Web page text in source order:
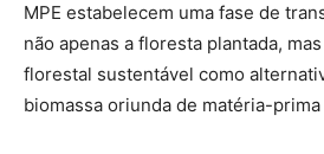
MPE estabelecem uma fase de
não apenas a floresta plantada,
florestal sustentável como
biomassa oriunda de matéria-prima